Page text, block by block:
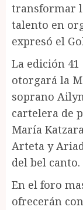
transformar
talento en
expresó el
La edición 41
otorgará la
soprano
cartelera de
María
Arteta y
del bel canto.
En el foro
ofrecerán